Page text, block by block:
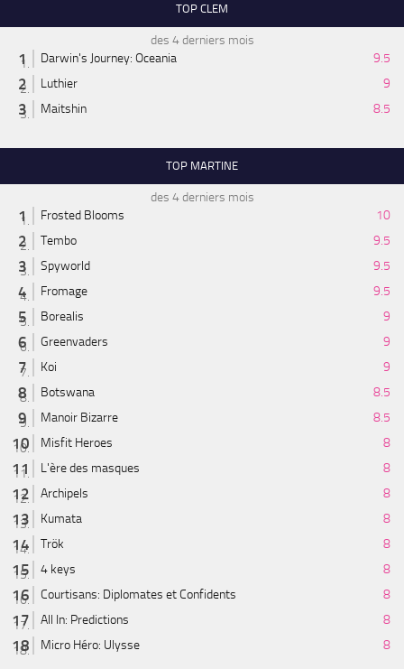
TOP CLEM
des 4 derniers mois
Darwin's Journey: Oceania
9.5
Luthier
9
Maitshin
8.5
TOP MARTINE
des 4 derniers mois
Frosted Blooms
10
Tembo
9.5
Spyworld
9.5
Fromage
9.5
Borealis
9
Greenvaders
9
Koi
9
Botswana
8.5
Manoir Bizarre
8.5
Misfit Heroes
8
L'ère des masques
8
Archipels
8
Kumata
8
Trök
8
4 keys
8
Courtisans: Diplomates et Confidents
8
All In: Predictions
8
Micro Héro: Ulysse
8